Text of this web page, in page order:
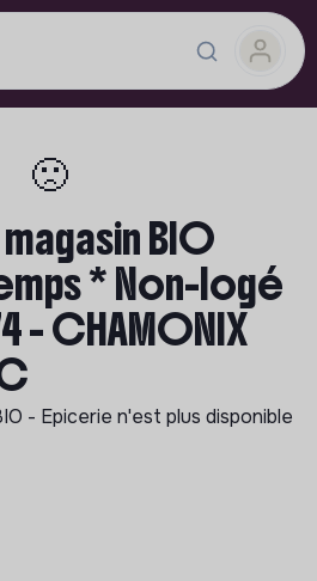
🙁
BIO
* Non-logé
- CHAMONIX
- Epicerie n'est plus disponible